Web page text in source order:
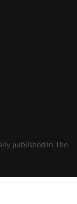
published in The